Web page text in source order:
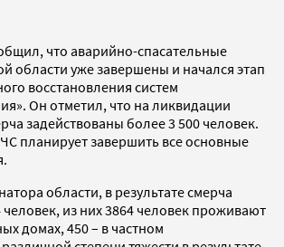
что аварийно-спасательные
области уже завершены и начался этап
восстановления систем
Он отметил, что на ликвидации
задействованы более 3 500 человек.
планирует завершить все основные
области, в результате смерча
человек, из них 3864 человек проживают
домах, 450 – в частном